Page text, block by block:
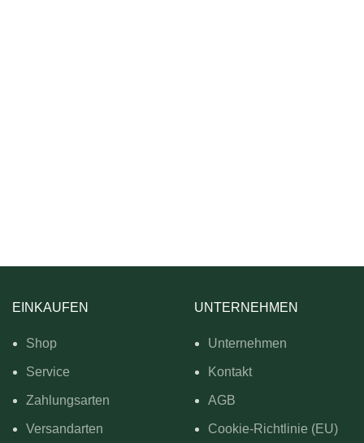
EINKAUFEN
Shop
Service
Zahlungsarten
Versandarten
UNTERNEHMEN
Unternehmen
Kontakt
AGB
Cookie-Richtlinie (EU)